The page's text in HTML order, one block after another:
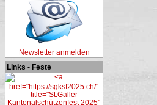
Newsletter anmelden
Links - Feste